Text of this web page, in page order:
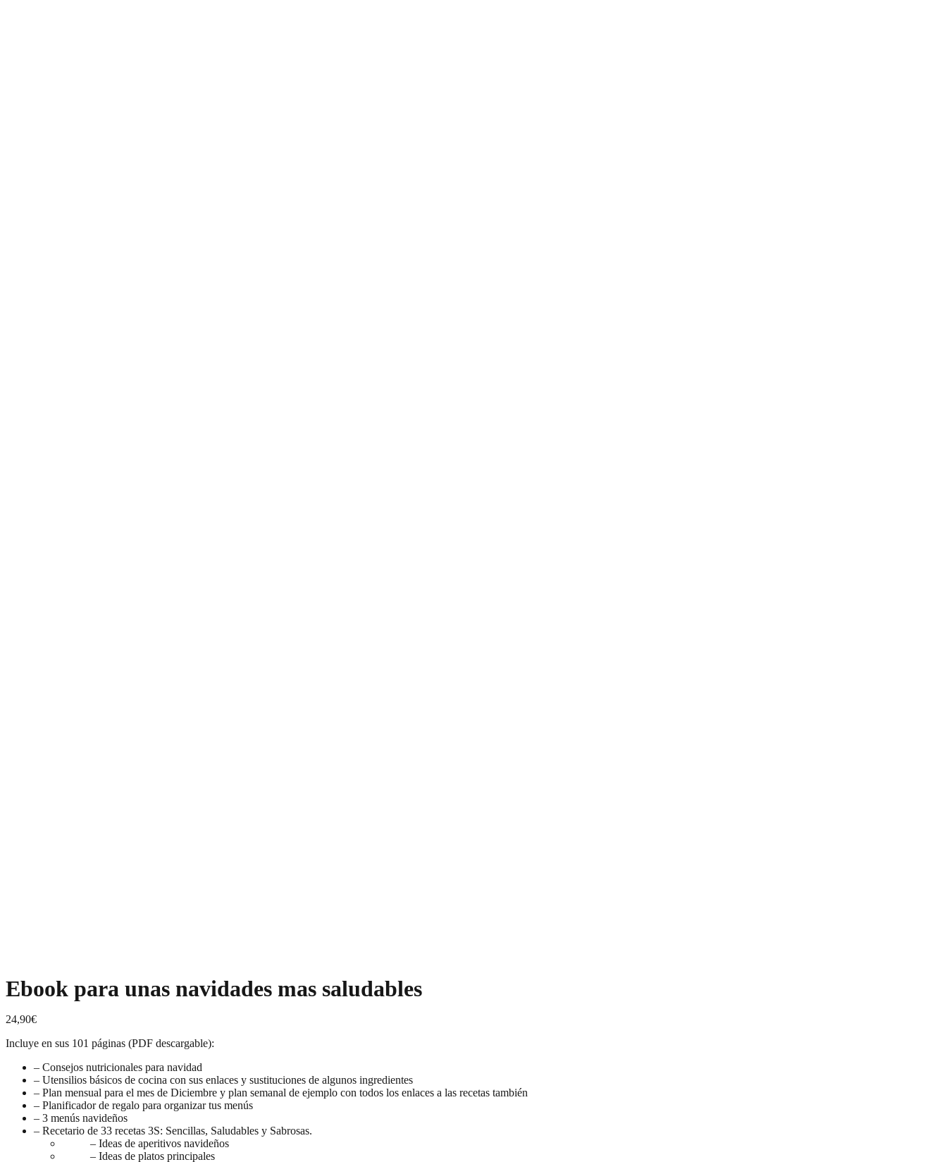
Ebook para unas navidades mas saludables
24,90€
Incluye en sus 101 páginas (PDF descargable):
– Consejos nutricionales para navidad
– Utensilios básicos de cocina con sus enlaces y sustituciones de algunos ingredientes
– Plan mensual para el mes de Diciembre y plan semanal de ejemplo con todos los enlaces a las recetas también
– Planificador de regalo para organizar tus menús
– 3 menús navideños
– Recetario de 33 recetas 3S: Sencillas, Saludables y Sabrosas.
– Ideas de aperitivos navideños
– Ideas de platos principales